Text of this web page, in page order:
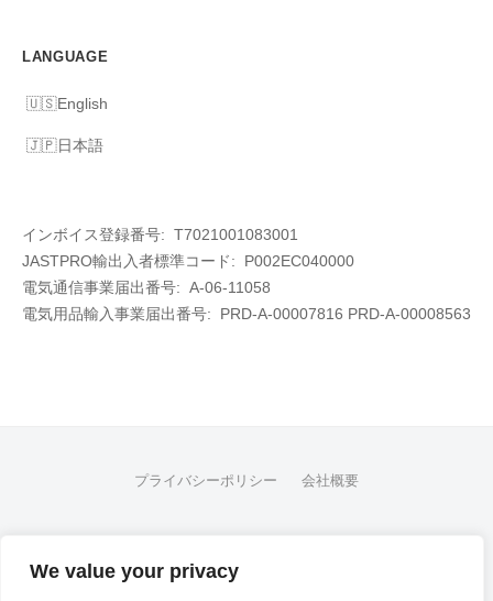
We value your privacy
LANGUAGE
English
日本語
インボイス登録番号: T7021001083001
JASTPRO輸出入者標準コード: P002EC040000
電気通信事業届出番号: A-06-11058
電気用品輸入事業届出番号: PRD-A-00007816 PRD-A-00008563
プライバシーポリシー 会社概要